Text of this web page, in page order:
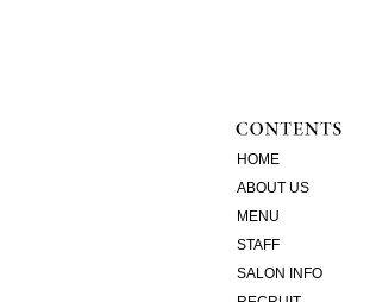
HOME
ABOUT US
MENU
STAFF
SALON INFO